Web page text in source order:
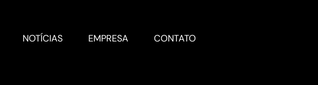
NOTÍCIAS EMPRESA CONTATO